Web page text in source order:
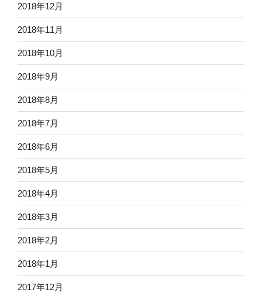
2018年12月
2018年11月
2018年10月
2018年9月
2018年8月
2018年7月
2018年6月
2018年5月
2018年4月
2018年3月
2018年2月
2018年1月
2017年12月